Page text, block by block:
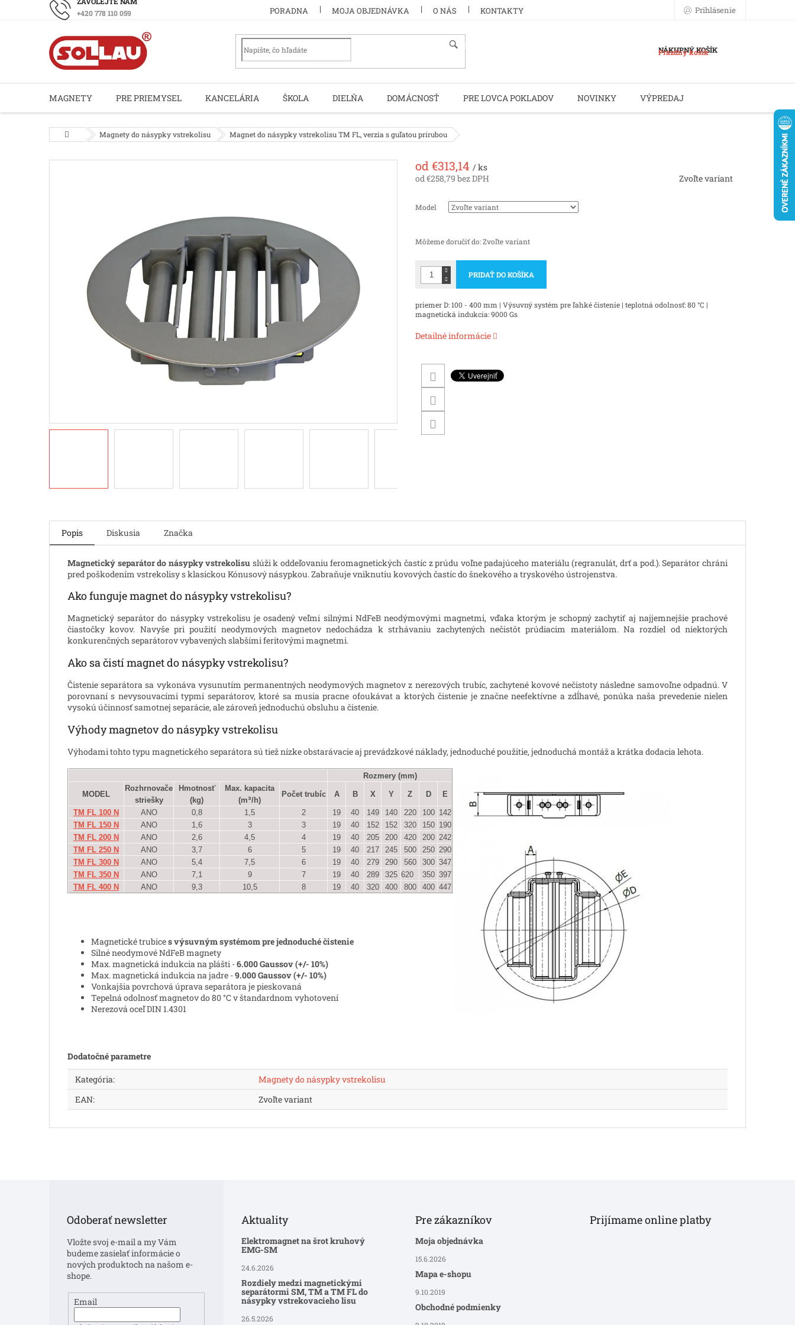
+420 778 110 059 PORADNA MOJA OBJEDNÁVKA O NÁS KONTAKTY Prihlásenie
HĽADAŤ NÁKUPNÝ KOŠÍK
Prázdny košík
MAGNETY PRE PRIEMYSEL KANCELÁRIA ŠKOLA DIELŇA DOMÁCNOSŤ PRE LOVCA POKLADOV NOVINKY VÝPREDAJ
DomovMagnety do násypky vstrekolisu Magnet do násypky vstrekolisu TM FL, verzia s guľatou prírubou
od €313,14 / ks
od€258,79 bez DPH
cena:
Zvoľte variant
Model
Môžeme doručiť do:Zvoľte variant
PRIDAŤ DO KOŠÍKA
priemer D: 100 - 400 mm | Výsuvný systém pre ľahké čistenie | teplotná odolnosť: 80 °C |
magnetická indukcia: 9000 Gs
Detailné informácie
Popis Diskusia Značka
Magnetický separátor do násypky vstrekolisu slúži k oddeľovaniu feromagnetických častíc z prúdu voľne padajúceho materiálu (regranulát, drť a pod.). Separátor chráni
pred poškodením vstrekolisy s klasickou Kónusový násypkou. Zabraňuje vniknutiu kovových častíc do šnekového a tryskového ústrojenstva.
Ako funguje magnet do násypky vstrekolisu?
Magnetický separátor do násypky vstrekolisu je osadený veľmi silnými NdFeB neodýmovými magnetmi, vďaka ktorým je schopný zachytiť aj najjemnejšie prachové
čiastočky kovov. Navyše pri použití neodymových magnetov nedochádza k strhávaniu zachytených nečistôt prúdiacim materiálom. Na rozdiel od niektorých
konkurenčných separátorov vybavených slabšími feritovými magnetmi.
Ako sa čistí magnet do násypky vstrekolisu?
Čistenie separátora sa vykonáva vysunutím permanentných neodymových magnetov z nerezových trubíc, zachytené kovové nečistoty následne samovoľne odpadnú. V
porovnaní s nevysouvacími typmi separátorov, ktoré sa musia pracne ofoukávat a ktorých čistenie je značne neefektívne a zdĺhavé, ponúka naša prevedenie nielen
vysokú účinnosť samotnej separácie, ale zároveň jednoduchú obsluhu a čistenie.
Výhody magnetov do násypky vstrekolisu
Výhodami tohto typu magnetického separátora sú tiež nízke obstarávacie aj prevádzkové náklady, jednoduché použitie, jednoduchá montáž a krátka dodacia lehota.
Rozmery (mm)
MODEL
Rozhrnovače
striešky
Hmotnosť
(kg)
Max. kapacita
(m³/h)
Počet trubíc A B X Y Z D E
TM FL 100 N ANO 0,8 1,5 2 19 40 149 140 220 100 142
TM FL 150 N
ANO 1,6 3 3 19 40 152 152 320 150 190
TM FL 200 N
ANO 2,6 4,5 4 19 40 205 200 420 200 242
TM FL 250 N
ANO 3,7 6 5 19 40 217 245 500 250 290
TM FL 300 N
ANO 5,4 7,5 6 19 40 279 290 560 300 347
TM FL 350 N
ANO 7,1 9 7 19 40 289 325 620 350 397
TM FL 400 N
ANO 9,3 10,5 8 19 40 320 400 800 400 447
Magnetické trubices výsuvným systémom pre jednoduché čistenie
Silné neodymové NdFeB magnety
Max. magnetická indukcia na plášti -6.000 Gaussov (+/- 10%)
Max. magnetická indukcia na jadre -9.000 Gaussov (+/- 10%)
Vonkajšia povrchová úprava separátora je pieskovaná
Tepelná odolnosť magnetov do 80 °C v štandardnom vyhotovení
Nerezová oceľ DIN 1.4301
Dodatočné parametre
Kategória:
Magnety do násypky vstrekolisu
EAN: Zvoľte variant
Odoberať newsletter
Vložte svoj e-mail a my Vám
budeme zasielať informácie o
nových produktoch na našom e-
shope.
Email
Aktuality
Elektromagnet na šrot kruhový
EMG-SM
24.6.2026
Rozdiely medzi magnetickými
separátormi SM, TM a TM FL do
násypky vstrekovacieho lisu
26.5.2026
Pre zákazníkov
Moja objednávka
15.6.2026
Mapa e-shopu
9.10.2019
Obchodné podmienky
Prijímame online platby